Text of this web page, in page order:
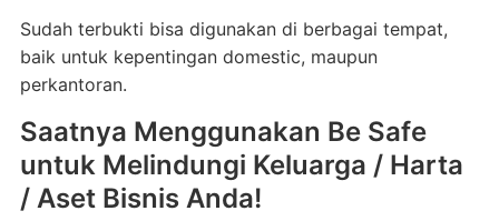
Sudah terbukti bisa digunakan di berbagai tempat,
baik untuk kepentingan domestic, maupun
perkantoran.
Saatnya Menggunakan Be Safe
untuk Melindungi Keluarga / Harta
/ Aset Bisnis Anda!